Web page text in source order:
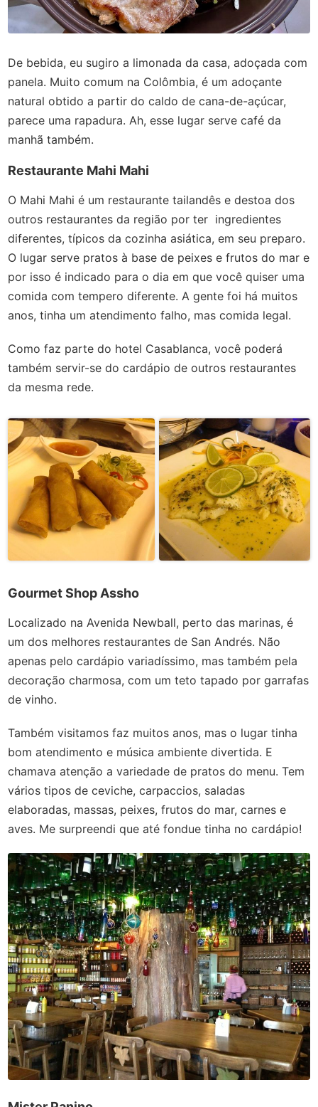
De bebida, eu sugiro a limonada da casa, adoçada com
panela. Muito comum na Colômbia, é um adoçante
natural obtido a partir do caldo de cana-de-açúcar,
parece uma rapadura. Ah, esse lugar serve café da
manhã também.
Restaurante Mahi Mahi
O Mahi Mahi é um restaurante tailandês e destoa dos
outros restaurantes da região por ter ingredientes
diferentes, típicos da cozinha asiática, em seu preparo.
O lugar serve pratos à base de peixes e frutos do mar e
por isso é indicado para o dia em que você quiser uma
comida com tempero diferente. A gente foi há muitos
anos, tinha um atendimento falho, mas comida legal.
Como faz parte do hotel Casablanca, você poderá
também servir-se do cardápio de outros restaurantes
da mesma rede.
Gourmet Shop Assho
Localizado na Avenida Newball, perto das marinas, é
um dos melhores restaurantes de San Andrés. Não
apenas pelo cardápio variadíssimo, mas também pela
decoração charmosa, com um teto tapado por garrafas
de vinho.
Também visitamos faz muitos anos, mas o lugar tinha
bom atendimento e música ambiente divertida. E
chamava atenção a variedade de pratos do menu. Tem
vários tipos de ceviche, carpaccios, saladas
elaboradas, massas, peixes, frutos do mar, carnes e
aves. Me surpreendi que até fondue tinha no cardápio!